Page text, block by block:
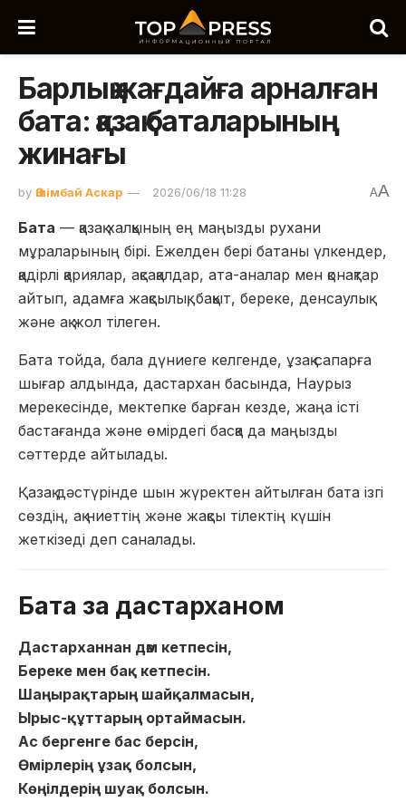
Барлық жағдайға арналған
бата: қазақ баталарының
жинағы
by Әшімбай Аскар 2026/06/18 11:28 AA
Бата — қазақ халқының ең маңызды рухани
мұраларының бірі. Ежелден бері батаны үлкендер,
қадірлі қариялар, ақсақалдар, ата-аналар мен қонақтар
айтып, адамға жақсылық, бақыт, береке, денсаулық
және ақ жол тілеген.
Бата тойда, бала дүниеге келгенде, ұзақ сапарға
шығар алдында, дастархан басында, Наурыз
мерекесінде, мектепке барған кезде, жаңа істі
бастағанда және өмірдегі басқа да маңызды
сәттерде айтылады.
Қазақ дәстүрінде шын жүректен айтылған бата ізгі
сөздің, ақ ниеттің және жақсы тілектің күшін
жеткізеді деп саналады.
Бата за дастарханом
Дастарханнан дәм кетпесін,
Береке мен бақ кетпесін.
Шаңырақтарың шайқалмасын,
Ырыс-құттарың ортаймасын.
Ас бергенге бас берсін,
Өмірлерің ұзақ болсын,
Көңілдерің шуақ болсын.